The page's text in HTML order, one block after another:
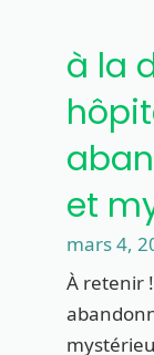
à la
et
mars 4,
À retenir